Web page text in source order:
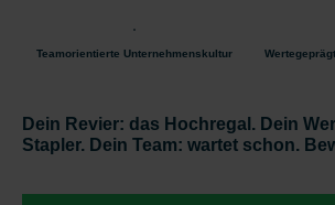
Teamorientierte Unternehmenskultur
Dein Revier: das Hochregal. Dein
Stapler. Dein Team: wartet schon.